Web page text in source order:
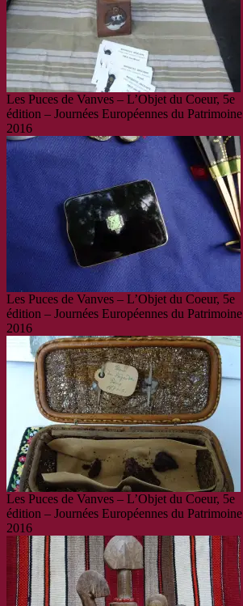
Les Puces de Vanves – L’Objet du Coeur, 5e
édition – Journées Européennes du Patrimoine
2016
Les Puces de Vanves – L’Objet du Coeur, 5e
édition – Journées Européennes du Patrimoine
2016
Les Puces de Vanves – L’Objet du Coeur, 5e
édition – Journées Européennes du Patrimoine
2016